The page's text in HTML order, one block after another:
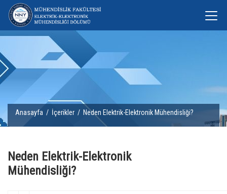
Anasayfa / İçerikler / Neden Elektrik-Elektronik Mühendisliği?
Neden Elektrik-Elektronik
Mühendisliği?